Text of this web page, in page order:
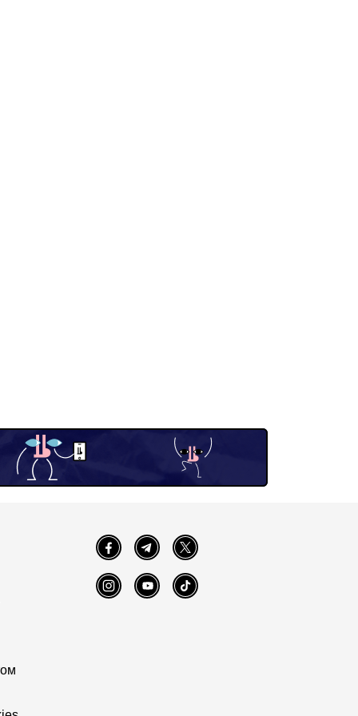
FacebookTelegram Twitter
InstagramYouTube TikTok